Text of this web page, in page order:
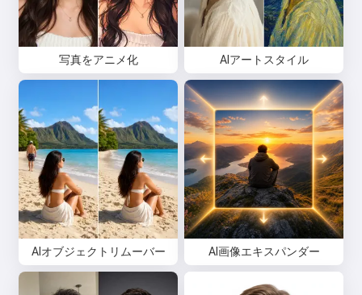
写真をアニメ化 AIアートスタイル
AIオブジェクトリムーバー AI画像エキスパンダー